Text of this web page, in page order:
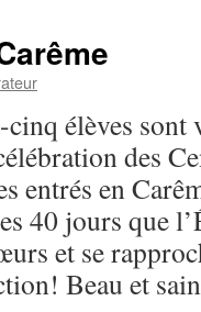
élèves sont
des
entrés en
40 jours que
et se
Beau et